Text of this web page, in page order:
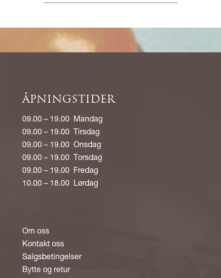
ÅPNINGSTIDER
09.00 – 19.00 Mandag
09.00 – 19.00 Tirsdag
09.00 – 19.00 Onsdag
09.00 – 19.00 Torsdag
09.00 – 19.00 Fredag
10.00 – 18.00 Lørdag
Om oss
Kontakt oss
Salgsbetingelser
Bytte og retur